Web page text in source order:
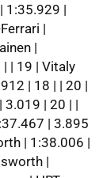
1:35.929 |
|
|
| 19 | Vitaly
| 18 | | 20 |
3.019 | 20 | |
| 3.895
| 1:38.006 |
|